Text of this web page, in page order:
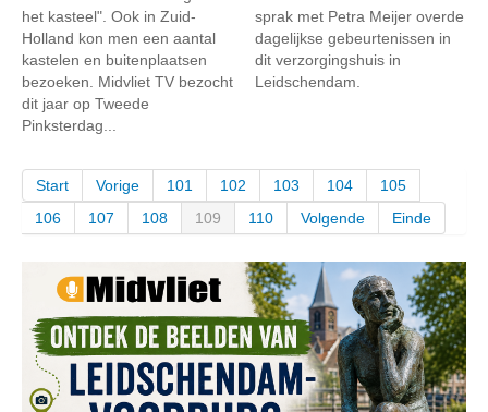
het kasteel". Ook in Zuid-
Holland kon men een aantal
kastelen en buitenplaatsen
bezoeken. Midvliet TV bezocht
dit jaar op Tweede
Pinksterdag...
sprak met Petra Meijer overde
dagelijkse gebeurtenissen in
dit verzorgingshuis in
Leidschendam.
Start Vorige 101 102 103 104
105
106
107 108 109 110 Volgende Einde